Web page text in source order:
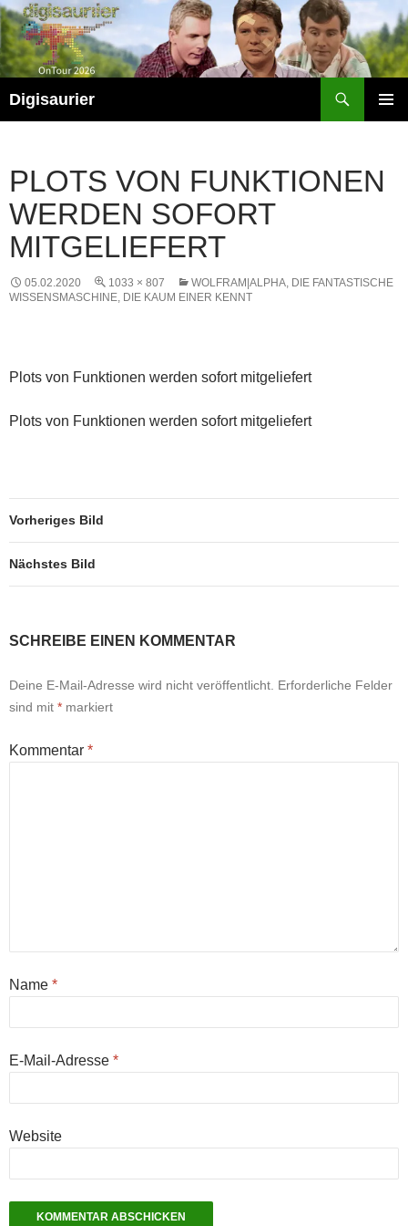
Zum
Inhalt
springen
Digisaurier
PLOTS VON FUNKTIONEN
WERDEN SOFORT
MITGELIEFERT
05.02.2020 1033 × 807
WOLFRAM|ALPHA, DIE FANTASTISCHE
WISSENSMASCHINE, DIE KAUM EINER KENNT
Plots von Funktionen werden sofort mitgeliefert
Plots von Funktionen werden sofort mitgeliefert
Vorheriges Bild
Nächstes Bild
SCHREIBE EINEN KOMMENTAR
Deine E-Mail-Adresse wird nicht veröffentlicht. Erforderliche Felder
sind mit * markiert
Kommentar *
Name *
E-Mail-Adresse *
Website